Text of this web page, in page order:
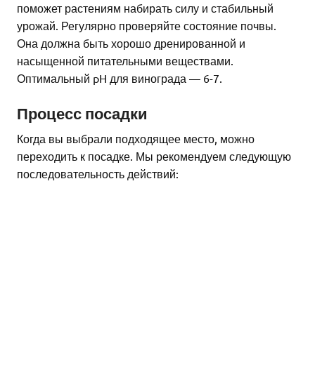
поможет растениям набирать силу и стабильный
урожай. Регулярно проверяйте состояние почвы.
Она должна быть хорошо дренированной и
насыщенной питательными веществами.
Оптимальный pH для винограда — 6-7.
Процесс посадки
Когда вы выбрали подходящее место, можно
переходить к посадке. Мы рекомендуем следующую
последовательность действий: